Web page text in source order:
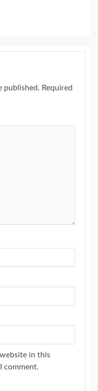
published. Required
in this
comment.